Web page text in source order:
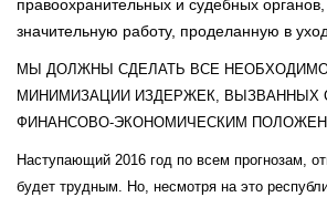
правоохранительных и судебных органов,
значительную работу, проделанную в
МЫ ДОЛЖНЫ СДЕЛАТЬ ВСЕ
МИНИМИЗАЦИИ ИЗДЕРЖЕК,
ФИНАНСОВО-ЭКОНОМИЧЕСКИМ
Наступающий 2016 год по всем прогнозам,
будет трудным. Но, несмотря на это